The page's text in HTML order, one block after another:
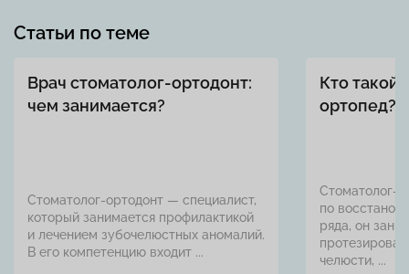
Статьи по теме
Врач стоматолог-ортодонт:
чем занимается?
Стоматолог-ортодонт — специалист,
который занимается профилактикой
и лечением зубочелюстных аномалий.
В его компетенцию входит ...
Кто такой
ортопед?
Стоматолог-
по
ряда, он
челюсти, ...